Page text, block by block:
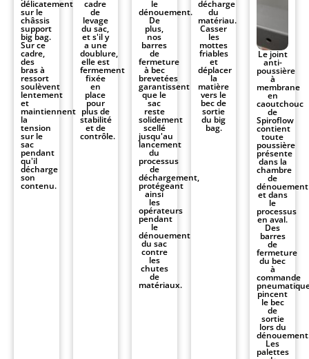
délicatement
sur le
châssis
support
big bag.
Sur ce
cadre,
des
bras à
ressort
soulèvent
lentement
et
maintiennent
la
tension
sur le
sac
pendant
qu'il
décharge
son
contenu.
cadre
de
levage
du sac,
et s'il y
a une
doublure,
elle est
fermement
fixée
en
place
pour
plus de
stabilité
et de
contrôle.
le
dénouement.
De
plus,
nos
barres
de
fermeture
à bec
brevetées
garantissent
que le
sac
reste
solidement
scellé
jusqu'au
lancement
du
processus
de
déchargement,
protégeant
ainsi
les
opérateurs
pendant
le
dénouement
du sac
contre
les
chutes
de
matériaux.
décharge
du
matériau.
Casser
les
mottes
friables
et
déplacer
la
matière
vers le
bec de
sortie
du big
bag.
Le joint
anti-
poussière
à
membrane
en
caoutchouc
de
Spiroflow
contient
toute
poussière
présente
dans la
chambre
de
dénouement
et dans
le
processus
en aval.
Des
barres
de
fermeture
du bec
à
commande
pincent
le bec
de
sortie
lors du
Les
palettes